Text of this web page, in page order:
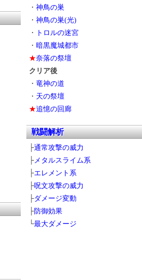
・神鳥の巣
・神鳥の巣(光)
・
トロルの迷宮
・暗黒魔城都市
★奈落の祭壇
クリア後
・竜神の道
・ 天の祭壇
★追憶の回廊
戦闘解析
├通常攻撃の威力
├メタルスライム系
├エレメント系
├呪文攻撃の威力
├ダメージ変動
├防御効果
└最大ダメージ